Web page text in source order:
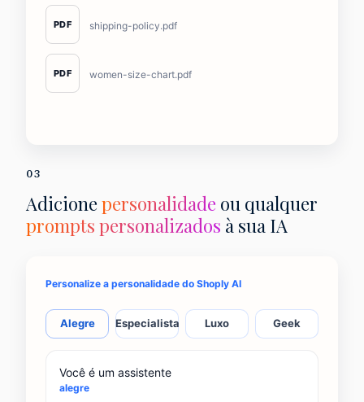
PDF shipping-policy.pdf
PDF women-size-chart.pdf
03
Adicione personalidade ou qualquer
prompts personalizados à sua IA
Personalize a personalidade do Shoply AI
Alegre Especialista Luxo Geek
Você é um assistente
alegre